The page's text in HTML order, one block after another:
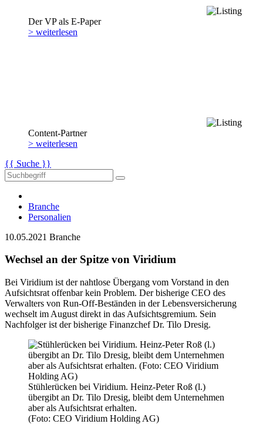
Der VP als E-Paper
> weiterlesen
Content-Partner
> weiterlesen
{{ Suche }}
Branche
Personalien
10.05.2021 Branche
Wechsel an der Spitze von Viridium
Bei Viridium ist der nahtlose Übergang vom Vorstand in den
Aufsichtsrat offenbar kein Problem. Der bisherige CEO des
Verwalters von Run-Off-Beständen in der Lebens­versicherung
wechselt im August direkt in das Aufsichtsgremium. Sein
Nachfolger ist der bisherige Finanzchef Dr. Tilo Dresig.
Stühlerücken bei Viridium. Heinz-Peter Roß (l.)
übergibt an Dr. Tilo Dresig, bleibt dem Unternehmen
aber als Aufsichtsrat erhalten.
(Foto: CEO Viridium Holding AG)